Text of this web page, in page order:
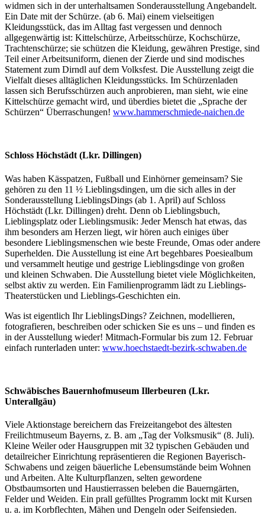
widmen sich in der unterhaltsamen Sonderausstellung Angebandelt.
Ein Date mit der Schürze. (ab 6. Mai) einem vielseitigen
Kleidungsstück, das im Alltag fast vergessen und dennoch
allgegenwärtig ist: Kittelschürze, Arbeitsschürze, Kochschürze,
Trachtenschürze; sie schützen die Kleidung, gewähren Prestige, sind
Teil einer Arbeitsuniform, dienen der Zierde und sind modisches
Statement zum Dirndl auf dem Volksfest. Die Ausstellung zeigt die
Vielfalt dieses alltäglichen Kleidungsstücks. Im Schürzenladen
lassen sich Berufsschürzen auch anprobieren, man sieht, wie eine
Kittelschürze gemacht wird, und überdies bietet die „Sprache der
Schürzen“ Überraschungen! www.hammerschmiede-naichen.de
Schloss Höchstädt (Lkr. Dillingen)
Was haben Kässpatzen, Fußball und Einhörner gemeinsam? Sie
gehören zu den 11 ½ Lieblingsdingen, um die sich alles in der
Sonderausstellung LieblingsDings (ab 1. April) auf Schloss
Höchstädt (Lkr. Dillingen) dreht. Denn ob Lieblingsbuch,
Lieblingsplatz oder Lieblingsmusik: Jeder Mensch hat etwas, das
ihm besonders am Herzen liegt, wir hören auch einiges über
besondere Lieblingsmenschen wie beste Freunde, Omas oder andere
Superhelden. Die Ausstellung ist eine Art begehbares Poesiealbum
und versammelt heutige und gestrige Lieblingsdinge von großen
und kleinen Schwaben. Die Ausstellung bietet viele Möglichkeiten,
selbst aktiv zu werden. Ein Familienprogramm lädt zu Lieblings-
Theaterstücken und Lieblings-Geschichten ein.
Was ist eigentlich Ihr LieblingsDings? Zeichnen, modellieren,
fotografieren, beschreiben oder schicken Sie es uns ‒ und finden es
in der Ausstellung wieder! Mitmach-Formular bis zum 12. Februar
einfach runterladen unter: www.hoechstaedt-bezirk-schwaben.de
Schwäbisches Bauernhofmuseum Illerbeuren (Lkr.
Unterallgäu)
Viele Aktionstage bereichern das Freizeitangebot des ältesten
Freilichtmuseum Bayerns, z. B. am „Tag der Volksmusik“ (8. Juli).
Kleine Weiler oder Hausgruppen mit 32 typischen Gebäuden und
detailreicher Einrichtung repräsentieren die Regionen Bayerisch-
Schwabens und zeigen bäuerliche Lebensumstände beim Wohnen
und Arbeiten. Alte Kulturpflanzen, selten gewordene
Obstbaumsorten und Haustierrassen beleben die Bauerngärten,
Felder und Weiden. Ein prall gefülltes Programm lockt mit Kursen
u. a. im Korbflechten, Mähen und Dengeln oder Seifensieden.